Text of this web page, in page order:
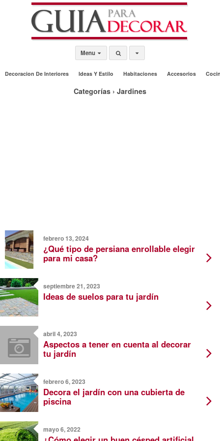
Menu
Decoracion De Interiores Ideas Y Estilo Habitaciones Accesorios
Categorías › Jardines
febrero 13, 2024
¿Qué tipo de persiana enrollable elegir
para mi casa?
septiembre 21, 2023
Ideas de suelos para tu jardín
abril 4, 2023
Aspectos a tener en cuenta al decorar
tu jardín
febrero 6, 2023
Decora el jardín con una cubierta de
piscina
mayo 6, 2022